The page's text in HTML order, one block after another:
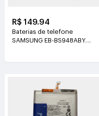
R$ 149.94
Baterias de telefone
SAMSUNG EB-BS948ABY